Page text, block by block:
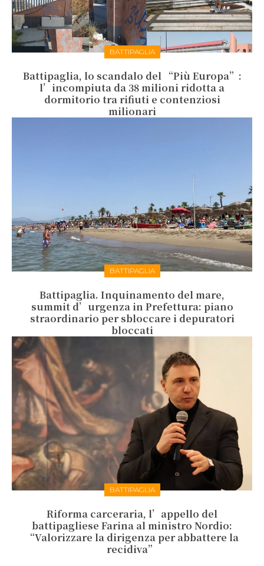
BATTIPAGLIA
Battipaglia, lo scandalo del “Più Europa”:
l’incompiuta da 38 milioni ridotta a
dormitorio tra rifiuti e contenziosi
milionari
BATTIPAGLIA
Battipaglia. Inquinamento del mare,
summit d’urgenza in Prefettura: piano
straordinario per sbloccare i depuratori
bloccati
BATTIPAGLIA
Riforma carceraria, l’appello del
battipagliese Farina al ministro Nordio:
“Valorizzare la dirigenza per abbattere la
recidiva”